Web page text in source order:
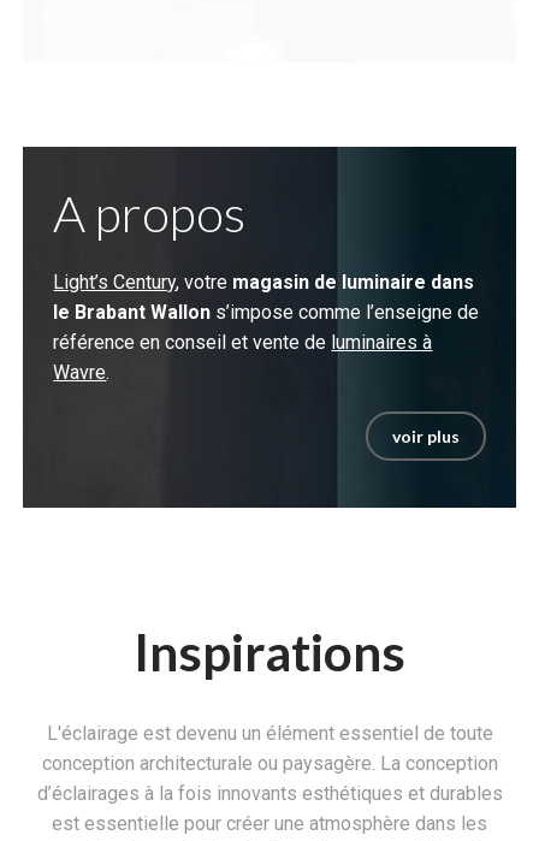
A propos
Light’s Century, votre magasin de luminaire dans
le Brabant Wallon s’impose comme l’enseigne de
référence en conseil et vente de luminaires à
Wavre.
voir plus
Inspirations
L'éclairage est devenu un élément essentiel de toute
conception architecturale ou paysagère. La conception
d’éclairages à la fois innovants esthétiques et durables
est essentielle pour créer une atmosphère dans les